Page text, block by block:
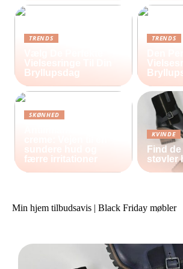
TRENDS
Vielsesringe Til Din
Bryllupsdag
TRENDS
SKØNHED
sundere hud og
færre irritationer
KVINDE
Find
støvler
Min hjem tilbudsavis | Black Friday møbler